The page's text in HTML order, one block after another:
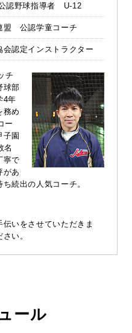
認野球指導者 U-12
盟 公認学童コーチ
会認定インストラクター
チ
球部
4年
務め
ー
子園
名
寧で
があ
続出の人気コーチ。
いをさせていただきま
い。
ール